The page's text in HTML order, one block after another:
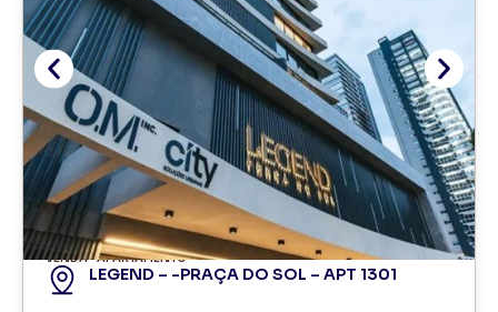
VENDA APARTAMENTO
LEGEND – -PRAÇA DO SOL – APT 1301